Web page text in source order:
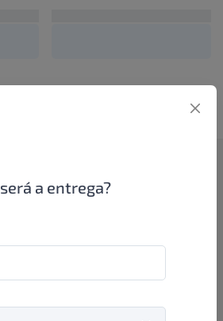
a entrega?
e ofertas direto das indústrias de
plataforma. E o melhor: você continua
parceiros e encontra novos
cada vez com mais praticidade e